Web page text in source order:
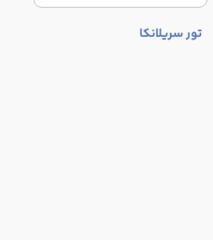
تور سریلانکا